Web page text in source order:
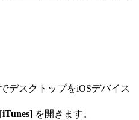
デスクトップをiOSデバイス
iTunes] を開きます。